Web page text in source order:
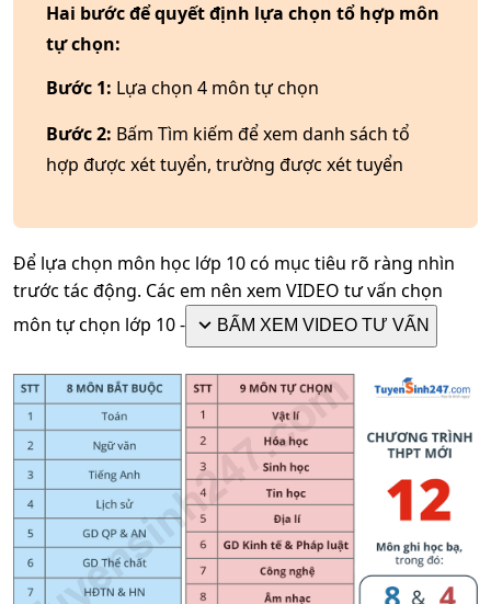
Hai bước để quyết định lựa chọn tổ hợp môn
tự chọn:
Bước 1: Lựa chọn 4 môn tự chọn
Bước 2: Bấm Tìm kiếm để xem danh sách tổ
hợp được xét tuyển, trường được xét tuyển
Để lựa chọn môn học lớp 10 có mục tiêu rõ ràng nhìn
trước tác động. Các em nên xem VIDEO tư vấn chọn
môn tự chọn lớp 10 - keyboard_arrow_down BẤM XEM VIDEO TƯ VẤN